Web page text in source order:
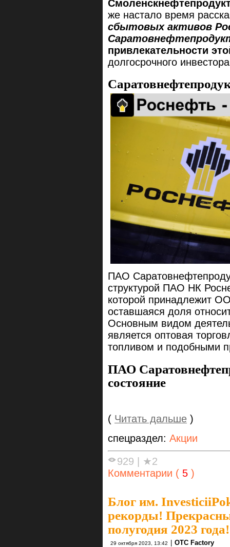
же настало время
сбытовых активов
привлекательности
долгосрочного
ПАО
структурой ПАО НК
которой принадлежит
оставшаяся доля
Основным видом
является оптовая
топливом и подобными
ПАО
состояние
( Читать дальше )
спецраздел: Акции
929
★2
Комментарии ( 5 )
Блог им.
рекорды!
полугодия 2023 года!
29 октября 2023, 13:42 OTC Factory